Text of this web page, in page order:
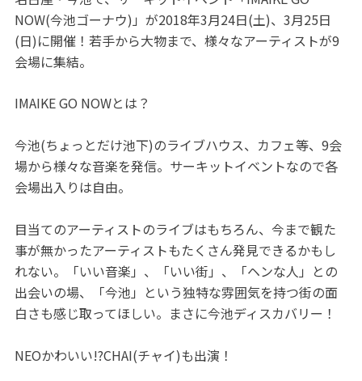
NOW(今池ゴーナウ)」が2018年3月24日(土)、3月25日
(日)に開催！若手から大物まで、様々なアーティストが9
会場に集結。
IMAIKE GO NOWとは？
今池(ちょっとだけ池下)のライブハウス、カフェ等、9会
場から様々な音楽を発信。サーキットイベントなので各
会場出入りは自由。
目当てのアーティストのライブはもちろん、今まで観た
事が無かったアーティストもたくさん発見できるかもし
れない。「いい音楽」、「いい街」、「ヘンな人」との
出会いの場、「今池」という独特な雰囲気を持つ街の面
白さも感じ取ってほしい。まさに今池ディスカバリー！
NEOかわいい!?CHAI(チャイ)も出演！